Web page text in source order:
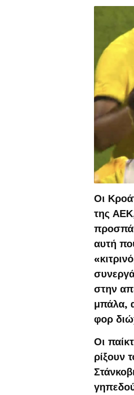
Οι
της
αυτή
στην
μπάλα,
φορ
Οι
ρίξουν